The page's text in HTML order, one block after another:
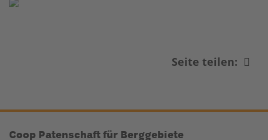
Seite teilen:
Coop Patenschaft für Berggebiete